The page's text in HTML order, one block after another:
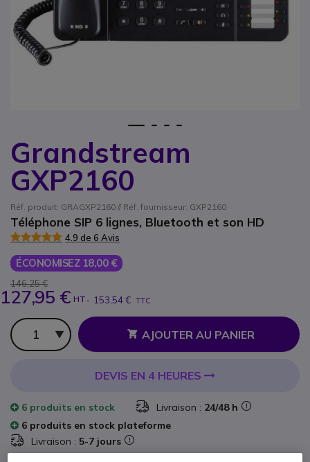
Grandstream
GXP2160
Réf. produit: GRAGXP2160 // Réf. fournisseur: GXP2160
Téléphone SIP 6 lignes, Bluetooth et son HD
4.9 de 6 Avis
ÉCONOMISEZ 18,00 €
146,25 €
127,95 € HT- 153,54 € TTC
Qté
AJOUTER AU PANIER
DEVIS EN 4 HEURES
6 produits en stock Livraison : 24/48 h
6 produits en stock plateforme
Livraison : 5-7 jours
Passer au début de la Galerie d’images